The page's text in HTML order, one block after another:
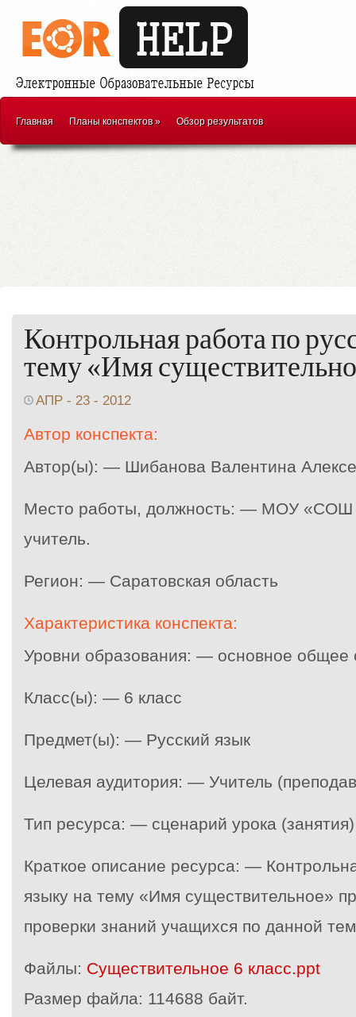
Главная Планы конспектов» Обзор результатов
Контрольная работа по
тему «Имя
АПР - 23 - 2012
Автор конспекта:
Автор(ы): — Шибанова Валентина
Место работы, должность: — МОУ «СОШ
учитель.
Регион: — Саратовская область
Характеристика конспекта:
Уровни образования: — основное общее
Класс(ы): — 6 класс
Предмет(ы): — Русский язык
Целевая аудитория: — Учитель
Тип ресурса: — сценарий урока (занятия)
Краткое описание ресурса: —
языку на тему «Имя существительное»
проверки знаний учащихся по данной
Файлы: Существительное 6 класс.ppt
Размер файла: 114688 байт.